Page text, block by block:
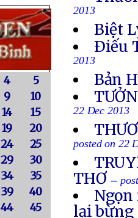
4
5
9
10
14
15
19
20
24
25
29
30
34
35
39
40
44
45
2013
Biệt
Ðiếu
2013
Bản
22 Dec 2013
posted on 22
THƠ --
lại bừng